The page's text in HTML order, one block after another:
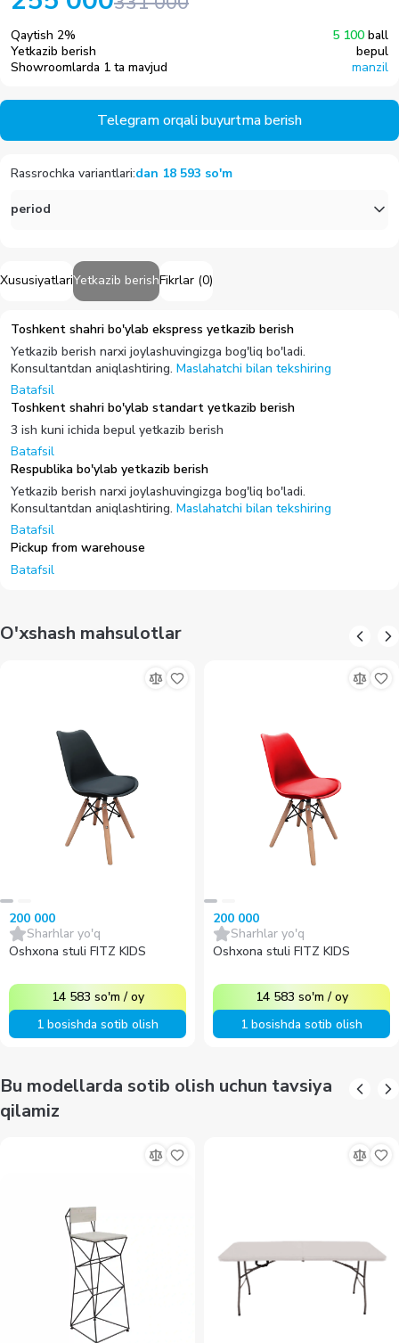
XususiyatlariYetkazib berishFikrlar (0)
Toshkent shahri bo'ylab ekspress yetkazib berish
Yetkazib berish narxi joylashuvingizga bog'liq bo'ladi.
Konsultantdan aniqlashtiring. Maslahatchi bilan tekshiring
Batafsil
Toshkent shahri bo'ylab standart yetkazib berish
3 ish kuni ichida bepul yetkazib berish
Batafsil
Respublika bo'ylab yetkazib berish
Yetkazib berish narxi joylashuvingizga bog'liq bo'ladi.
Konsultantdan aniqlashtiring. Maslahatchi bilan tekshiring
Batafsil
Pickup from warehouse
Batafsil
Qaytish 2% 5 100 ball
Yetkazib berish
bepul
Showroomlarda 1 ta mavjud
manzil
Telegram orqali buyurtma berish
Rassrochka variantlari:dan 18 593 so'm
period
O'xshash mahsulotlar
200 000
Sharhlar yo'q
Oshxona stuli FITZ KIDS
14 583 so'm /oy
1 bosishda sotib olish
200 000
Sharhlar yo'q
Oshxona stuli FITZ KIDS
14 583 so'm /oy
1 bosishda sotib olish
Bu modellarda sotib olish uchun tavsiya
qilamiz